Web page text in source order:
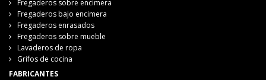
Fregaderos sobre encimera
Fregaderos bajo encimera
Fregaderos enrasados
Fregaderos sobre mueble
Lavaderos de ropa
Grifos de cocina
FABRICANTES